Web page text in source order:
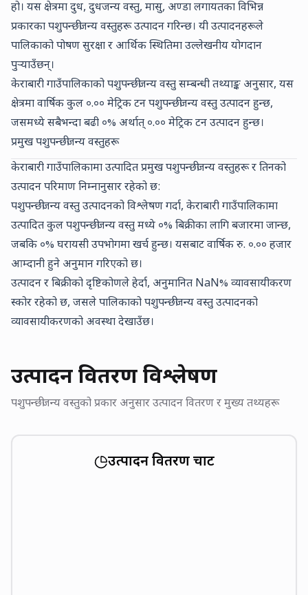
हो। यस क्षेत्रमा दुध, दुधजन्य वस्तु, मासु, अण्डा लगायतका विभिन्न
प्रकारका पशुपन्छीजन्य वस्तुहरू उत्पादन गरिन्छ। यी उत्पादनहरूले
पालिकाको पोषण सुरक्षा र आर्थिक स्थितिमा उल्लेखनीय योगदान
पुर्‍याउँछन्।
केराबारी गाउँपालिकाको पशुपन्छीजन्य वस्तु सम्बन्धी तथ्याङ्क अनुसार, यस
क्षेत्रमा वार्षिक कुल ०.०० मेट्रिक टन पशुपन्छीजन्य वस्तु उत्पादन हुन्छ,
जसमध्ये सबैभन्दा बढी ०% अर्थात् ०.०० मेट्रिक टन उत्पादन हुन्छ।
प्रमुख पशुपन्छीजन्य वस्तुहरू
केराबारी गाउँपालिकामा उत्पादित प्रमुख पशुपन्छीजन्य वस्तुहरू र तिनको
उत्पादन परिमाण निम्नानुसार रहेको छ:
पशुपन्छीजन्य वस्तु उत्पादनको विश्लेषण गर्दा, केराबारी गाउँपालिकामा
उत्पादित कुल पशुपन्छीजन्य वस्तु मध्ये ०% बिक्रीका लागि बजारमा जान्छ,
जबकि ०% घरायसी उपभोगमा खर्च हुन्छ। यसबाट वार्षिक रु. ०.०० हजार
आम्दानी हुने अनुमान गरिएको छ।
उत्पादन र बिक्रीको दृष्टिकोणले हेर्दा, अनुमानित NaN% व्यावसायीकरण
स्कोर रहेको छ, जसले पालिकाको पशुपन्छीजन्य वस्तु उत्पादनको
व्यावसायीकरणको अवस्था देखाउँछ।
उत्पादन वितरण विश्लेषण
पशुपन्छीजन्य वस्तुको प्रकार अनुसार उत्पादन वितरण र मुख्य तथ्यहरू
उत्पादन वितरण चार्ट